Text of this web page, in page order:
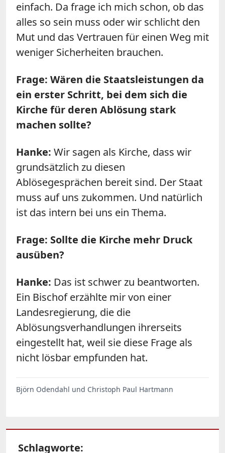
einfach. Da frage ich mich schon, ob das
alles so sein muss oder wir schlicht den
Mut und das Vertrauen für einen Weg mit
weniger Sicherheiten brauchen.
Frage: Wären die Staatsleistungen da
ein erster Schritt, bei dem sich die
Kirche für deren Ablösung stark
machen sollte?
Hanke: Wir sagen als Kirche, dass wir
grundsätzlich zu diesen
Ablösegesprächen bereit sind. Der Staat
muss auf uns zukommen. Und natürlich
ist das intern bei uns ein Thema.
Frage: Sollte die Kirche mehr Druck
ausüben?
Hanke: Das ist schwer zu beantworten.
Ein Bischof erzählte mir von einer
Landesregierung, die die
Ablösungsverhandlungen ihrerseits
eingestellt hat, weil sie diese Frage als
nicht lösbar empfunden hat.
Björn Odendahl und Christoph Paul Hartmann
Schlagworte: